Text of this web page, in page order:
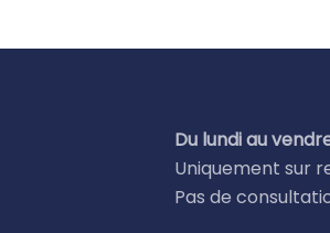
Du lundi au
Uniquement sur
Pas de